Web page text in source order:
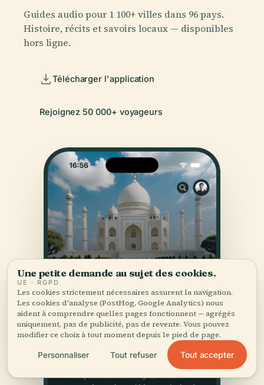
Guides audio pour 1 100+ villes dans 96 pays.
Histoire, récits et savoirs locaux — disponibles
hors ligne.
Télécharger l'application
Rejoignez 50 000+ voyageurs
Une petite demande au sujet des cookies.
UE · RGPD
Les cookies strictement nécessaires assurent la navigation.
Les cookies d'analyse (PostHog, Google Analytics) nous
aident à comprendre quelles pages fonctionnent — agrégés
uniquement, pas de publicité, pas de revente. Vous pouvez
modifier ce choix à tout moment depuis le pied de page.
Personnaliser Tout refuser Tout accepter